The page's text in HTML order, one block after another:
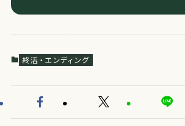
終活・エンディング